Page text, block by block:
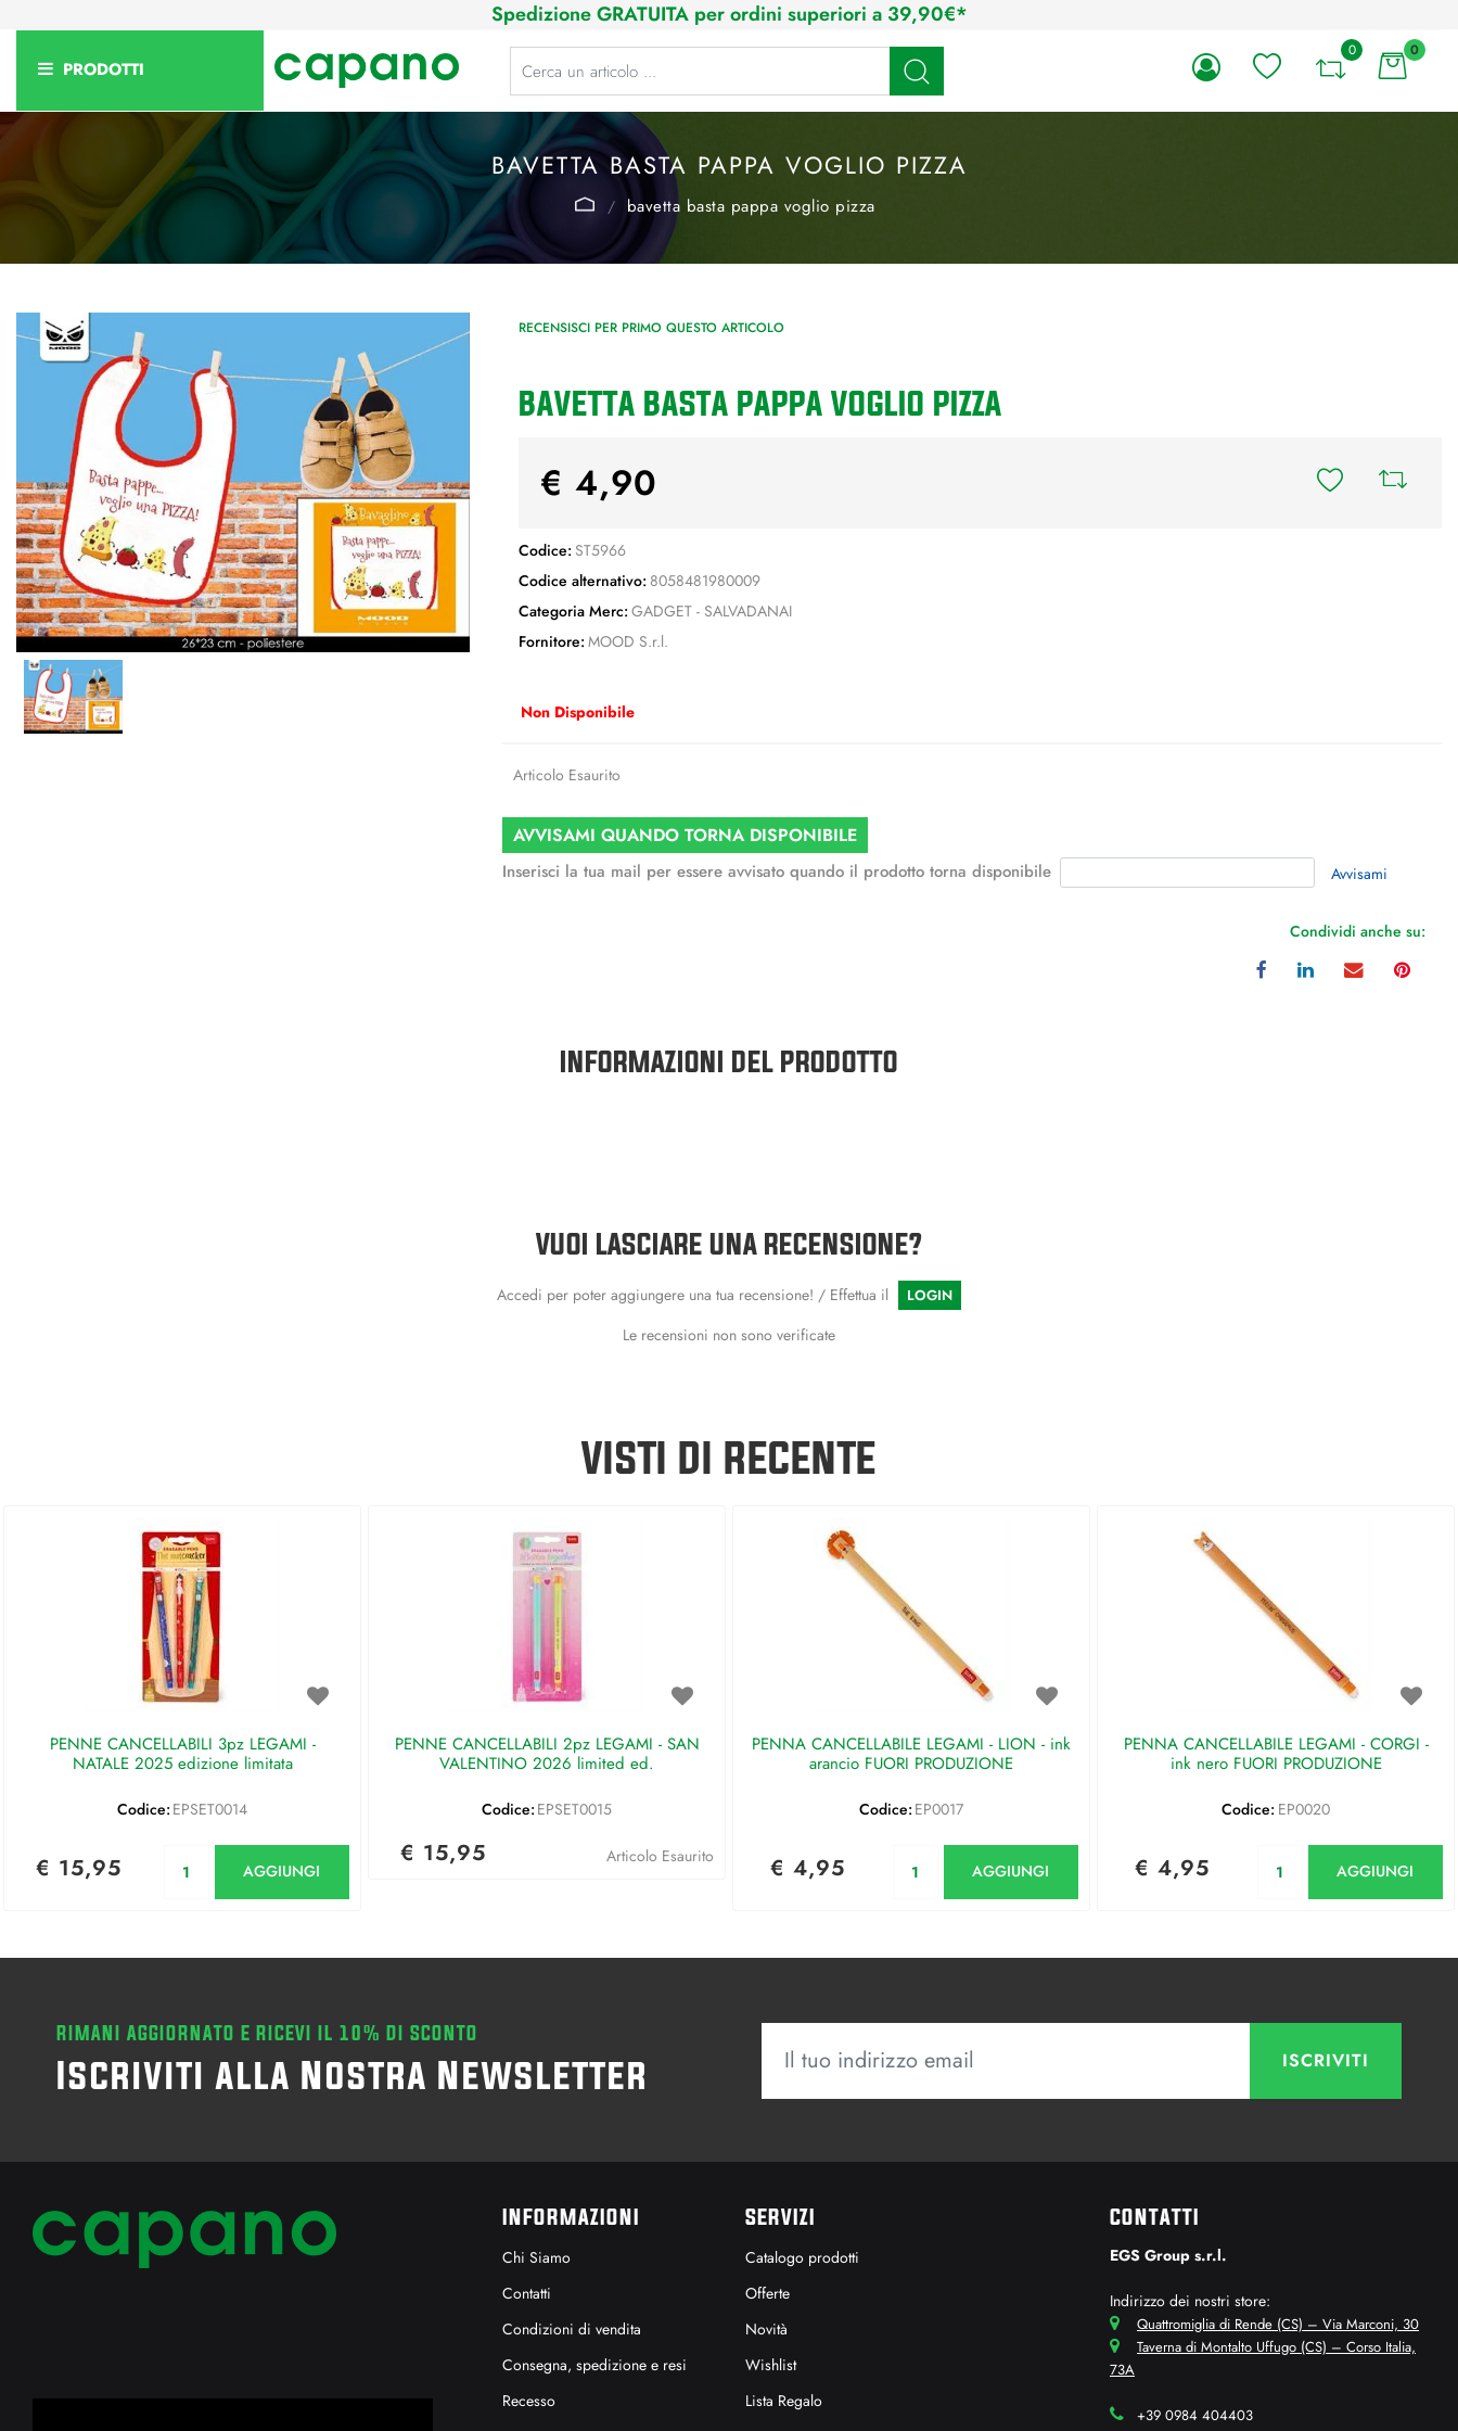
Spedizione GRATUITA per ordini superiori a 39,90€*
PRODOTTI
La modifica di un filtro aggiorna automaticamente gli altri filtri disponibili. 0 0
BAVETTA BASTA PAPPA VOGLIO PIZZA
bavetta basta pappa voglio pizza
RECENSISCI PER PRIMO QUESTO ARTICOLO
BAVETTA BASTA PAPPA VOGLIO PIZZA
€ 4,90
Codice: ST5966
Codice alternativo: 8058481980009
Categoria Merc: GADGET - SALVADANAI
Fornitore: MOOD S.r.l.
Non Disponibile
Articolo Esaurito
AVVISAMI QUANDO TORNA DISPONIBILE
Inserisci la tua mail per essere avvisato quando il prodotto torna disponibile Avvisami
Condividi anche su:
INFORMAZIONI DEL PRODOTTO
VUOI LASCIARE UNA RECENSIONE?
Accedi per poter aggiungere una tua recensione! / Effettua il LOGIN
Le recensioni non sono verificate
VISTI DI RECENTE
PENNE CANCELLABILI 3pz LEGAMI -
NATALE 2025 edizione limitata
Codice: EPSET0014
€ 15,95 AGGIUNGI
PENNE CANCELLABILI 2pz LEGAMI - SAN
VALENTINO 2026 limited ed.
Codice: EPSET0015
€ 15,95 Articolo Esaurito
PENNA CANCELLABILE LEGAMI - LION - ink
arancio FUORI PRODUZIONE
Codice: EP0017
€ 4,95 AGGIUNGI
PENNA CANCELLABILE LEGAMI - CORGI -
ink nero FUORI PRODUZIONE
Codice: EP0020
€ 4,95 AGGIUNGI
RIMANI AGGIORNATO E RICEVI IL 10% DI SCONTO
Iscriviti alla Nostra Newsletter
INFORMAZIONI
Chi Siamo
Contatti
Condizioni di vendita
Consegna, spedizione e resi
Recesso
SERVIZI
Catalogo prodotti
Offerte
Novità
Wishlist
Lista Regalo
CONTATTI
EGS Group s.r.l.
Indirizzo dei nostri store:
Quattromiglia di Rende (CS) – Via Marconi, 30
Taverna di Montalto Uffugo (CS) – Corso Italia,
73A
+39 0984 404403